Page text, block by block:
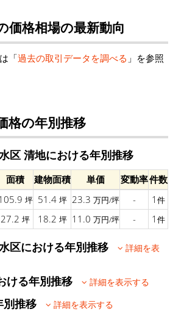
価格相場の最新動向
「過去の取引データを調べる 」を参照
格の年別推移
区 清地における年別推移
面積 建物面積 単価 変動率件数
坪 51.4 坪 23.3 万円/坪 - 1 件
27.2 坪 18.2 坪 11.0 万円/坪 - 1 件
区における年別推移
詳細を表
ける年別推移 詳細を表示する
別推移 詳細を表示する